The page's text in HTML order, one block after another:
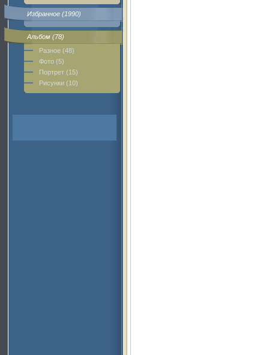
Избранное (1990)
Альбом (78)
Разное (48)
Фото (5)
Портрет (15)
Рисунки (10)